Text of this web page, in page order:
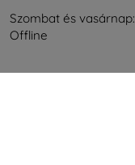
Szombat és vasárnap:
Offline